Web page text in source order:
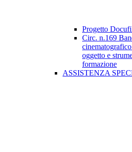
Progetto
Circ. n.169
oggetto e
formazione
ASSISTENZA